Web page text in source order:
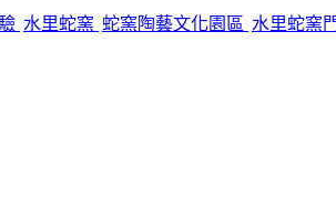
水里蛇窯 蛇窯陶藝文化園區 水里蛇窯